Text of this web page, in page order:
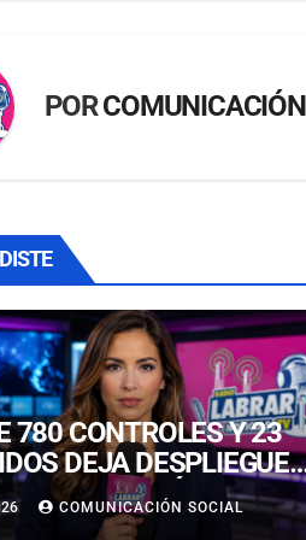
POR
780 CONTROLES Y 23
DEJA DESPLIEGUE
EN COPIAPÓ Y
COMUNICACIÓN SOCIAL